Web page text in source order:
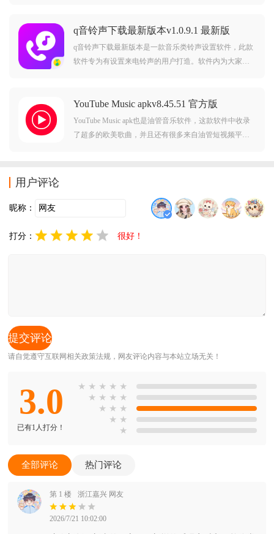
本站下载使用。
q音铃声下载最新版本v1.0.9.1 最新版
q音铃声下载最新版本是一款音乐类铃声设置软件，此款
软件专为有设置来电铃声的用户打造。软件内为大家提
趣的用户不要错过，欢迎大家在本站下载使用。
YouTube Music apkv8.45.51 官方版
YouTube Music apk也是油管音乐软件，这款软件中收录
了超多的欧美歌曲，并且还有很多来自油管短视频平台
用户评论
昵称：
打分： 很好！
请自觉遵守互联网相关政策法规，网友评论内容与本站立场无关！
3.0
已有1人打分！
★ ★ ★ ★ ★
★ ★ ★ ★
★ ★ ★
★ ★
★
全部评论 热门评论
第 1 楼 浙江嘉兴 网友
2026/7/21 10:02:00